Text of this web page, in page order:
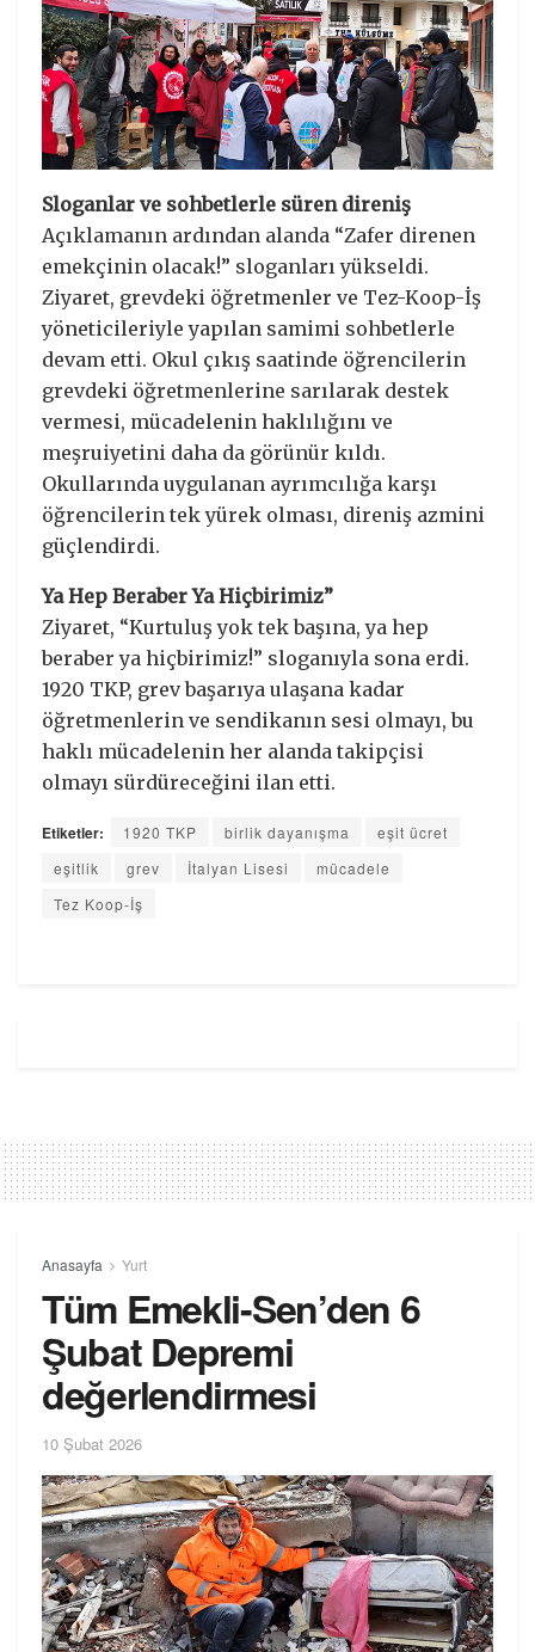
Sloganlar ve sohbetlerle süren direniş
Açıklamanın ardından alanda “Zafer direnen
emekçinin olacak!” sloganları yükseldi.
Ziyaret, grevdeki öğretmenler ve Tez-Koop-İş
yöneticileriyle yapılan samimi sohbetlerle
devam etti. Okul çıkış saatinde öğrencilerin
grevdeki öğretmenlerine sarılarak destek
vermesi, mücadelenin haklılığını ve
meşruiyetini daha da görünür kıldı.
Okullarında uygulanan ayrımcılığa karşı
öğrencilerin tek yürek olması, direniş azmini
güçlendirdi.
Ya Hep Beraber Ya Hiçbirimiz”
Ziyaret, “Kurtuluş yok tek başına, ya hep
beraber ya hiçbirimiz!” sloganıyla sona erdi.
1920 TKP, grev başarıya ulaşana kadar
öğretmenlerin ve sendikanın sesi olmayı, bu
haklı mücadelenin her alanda takipçisi
olmayı sürdüreceğini ilan etti.
Etiketler: 1920 TKP birlik dayanışma
eşit ücret
eşitlik
grev İtalyan Lisesi
mücadele
Tez Koop-İş
Anasayfa Yurt
Tüm Emekli-Sen’den 6
Şubat Depremi
değerlendirmesi
10 Şubat 2026